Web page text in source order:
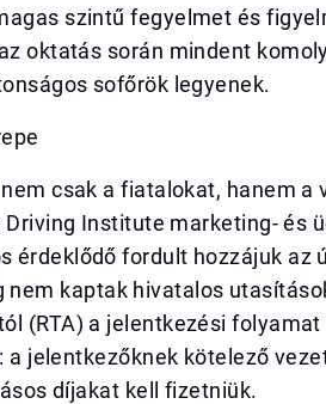
szintű fegyelmet és
oktatás során mindent
sofőrök legyenek.
csak a fiatalokat, hanem a
Institute marketing- és
érdeklődő fordult hozzájuk az
nem kaptak hivatalos
(RTA) a jelentkezési
a jelentkezőknek kötelező
díjakat kell fizetniük.